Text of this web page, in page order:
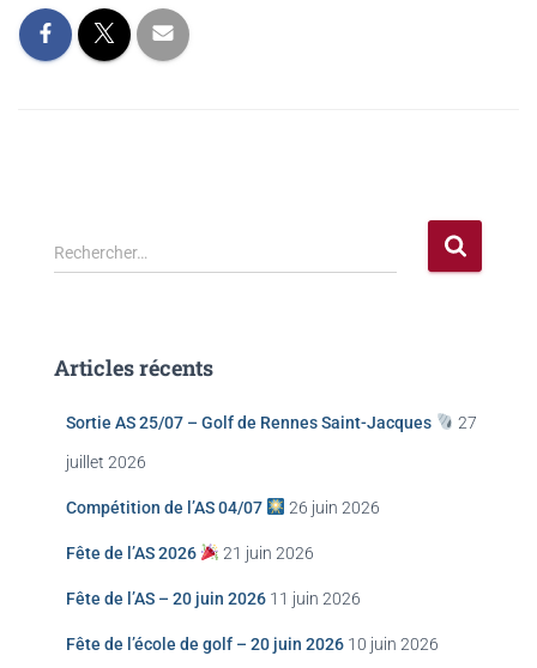
Rechercher…
Articles récents
Sortie AS 25/07 – Golf de Rennes Saint-Jacques 27
juillet 2026
Compétition de l’AS 04/07 26 juin 2026
Fête de l’AS 2026 21 juin 2026
Fête de l’AS – 20 juin 2026 11 juin 2026
Fête de l’école de golf – 20 juin 2026 10 juin 2026